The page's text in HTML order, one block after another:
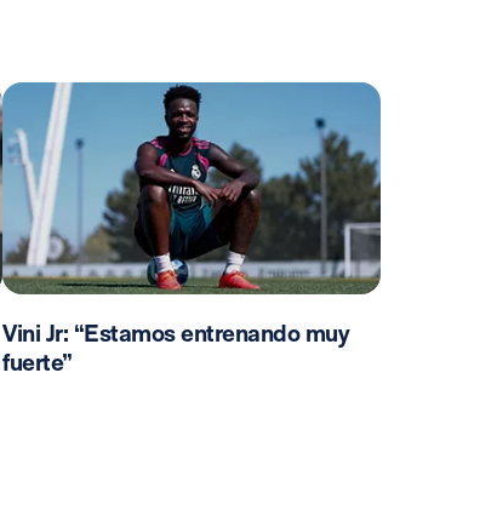
Vini Jr: “Estamos entrenando muy
fuerte”